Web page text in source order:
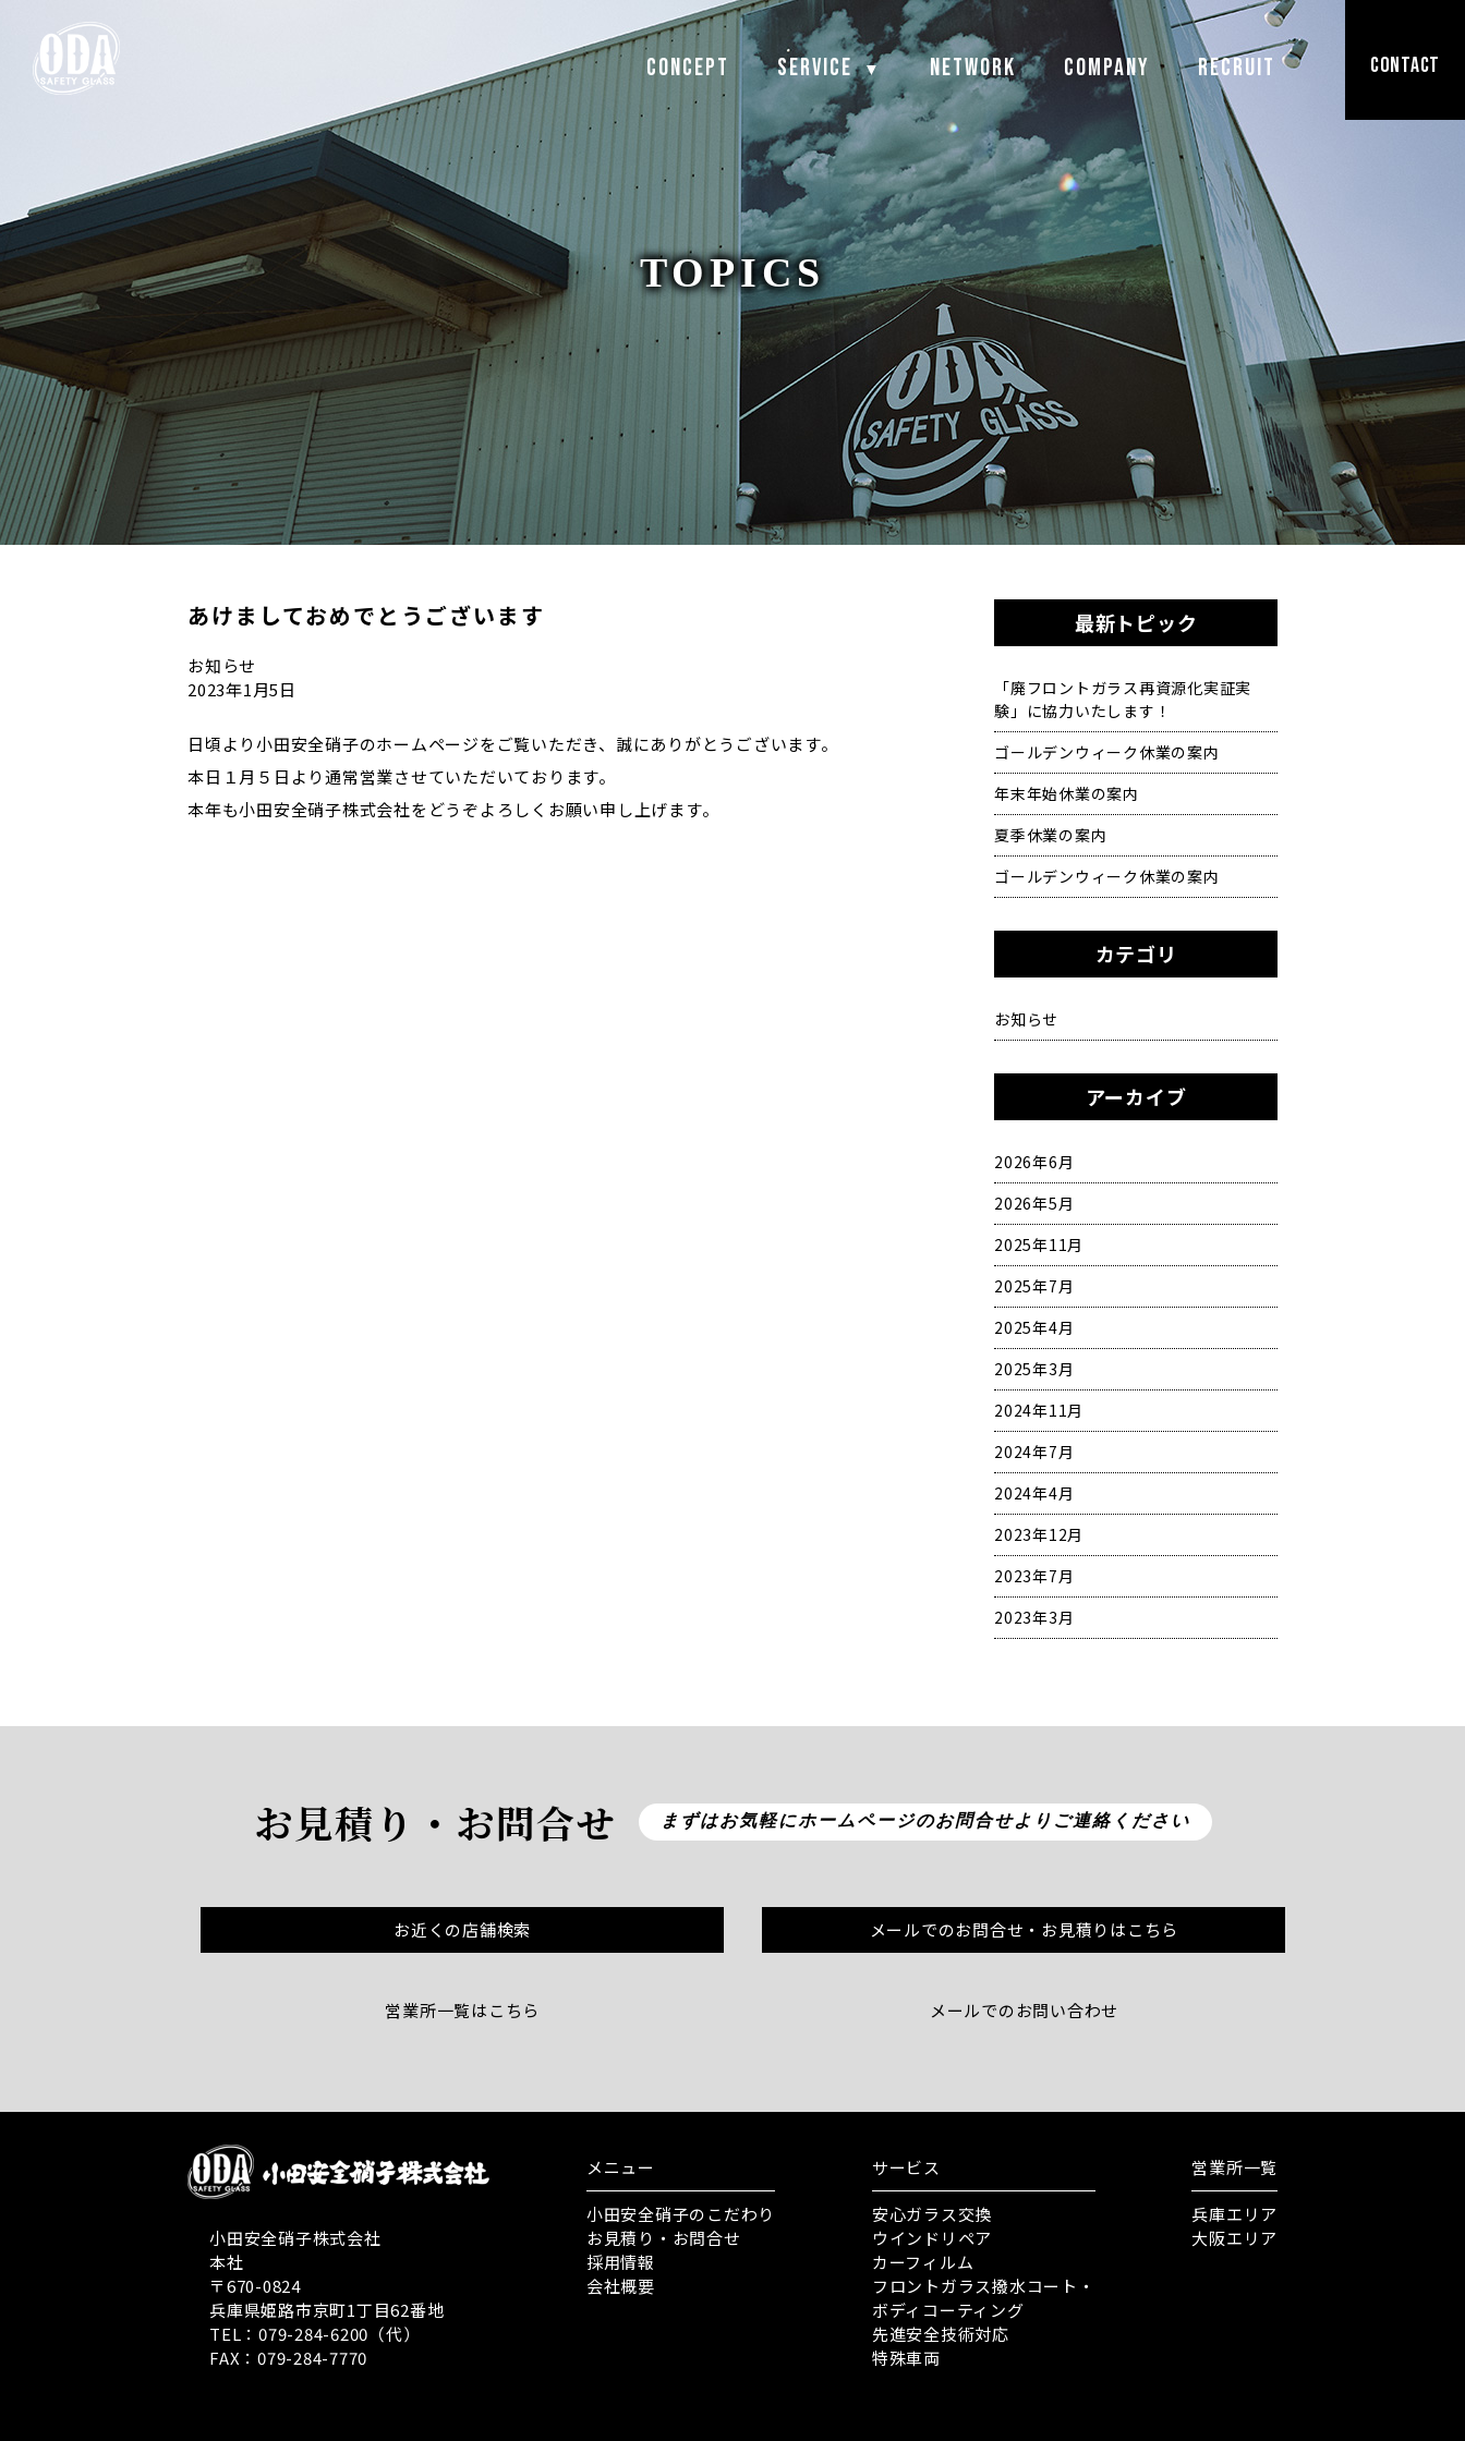
CONCEPT SERVICE ▼ NETWORK COMPANY RECRUIT CONTACT
TOPICS
あけましておめでとうございます
お知らせ
2023年1月5日
日頃より小田安全硝子のホームページをご覧いただき、誠にありがとうございます。
本日１月５日より通常営業させていただいております。
本年も小田安全硝子株式会社をどうぞよろしくお願い申し上げます。
最新トピック
「廃フロントガラス再資源化実証実
験」に協力いたします！
ゴールデンウィーク休業の案内
年末年始休業の案内
夏季休業の案内
ゴールデンウィーク休業の案内
カテゴリ
お知らせ
アーカイブ
2026年6月
2026年5月
2025年11月
2025年7月
2025年4月
2025年3月
2024年11月
2024年7月
2024年4月
2023年12月
2023年7月
2023年3月
お見積り・お問合せ まずはお気軽にホームページのお問合せよりご連絡ください
お近くの店舗検索
営業所一覧はこちら
メールでのお問合せ・お見積りはこちら
メールでのお問い合わせ
小田安全硝子株式会社
本社
〒670-0824
兵庫県姫路市京町1丁目62番地
TEL：079-284-6200（代）
FAX：079-284-7770
メニュー
小田安全硝子のこだわり
お見積り・お問合せ
採用情報
会社概要
サービス
安心ガラス交換
ウインドリペア
カーフィルム
フロントガラス撥水コート・
ボディコーティング
先進安全技術対応
特殊車両
営業所一覧
兵庫エリア
大阪エリア